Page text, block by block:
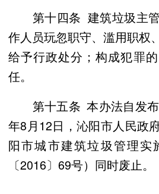
第十四条 建筑垃圾主管
作人员玩忽职守、滥用职权
给予行政处分；构成犯罪
任。
第十五条 本办法自发布
年8月12日，沁阳市人民政
阳市城市建筑垃圾管理实
〔2016〕69号）同时废止。